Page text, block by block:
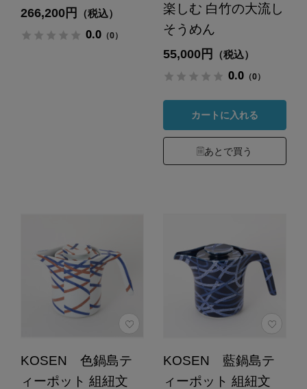
266,200円 （税込）
0.0（0）
楽しむ 白竹の大流し
そうめん
55,000円 （税込）
0.0（0）
カートに入れる
あとで買う
KOSEN 色鍋島テ
ィーポット 組紐文
KOSEN 藍鍋島テ
ィーポット 組紐文